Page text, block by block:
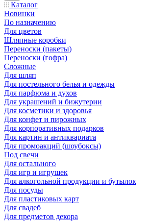
Каталог
Новинки
По назначению
Для цветов
Шляпные коробки
Переноски (пакеты)
Переноски (гофра)
Сложные
Для шляп
Для постельного белья и одежды
Для парфюма и духов
Для украшений и бижутерии
Для косметики и здоровья
Для конфет и пирожных
Для корпоративных подарков
Для картин и антиквариата
Для промоакций (шоубоксы)
Под свечи
Для остального
Для игр и игрушек
Для алкогольной продукции и бутылок
Для посуды
Для пластиковых карт
Для свадеб
Для предметов декора